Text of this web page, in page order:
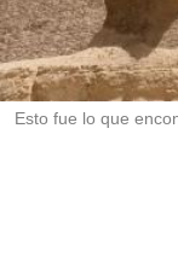
r
t
i
r
Esto fue lo que